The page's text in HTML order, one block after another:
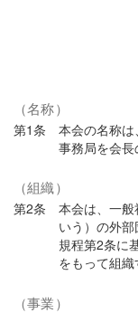
（名称）
第1条 本会の名称は
事務局を会長
（組織）
第2条 本会は、一般
いう）の外
規程第2条に
をもって組織
（事業）